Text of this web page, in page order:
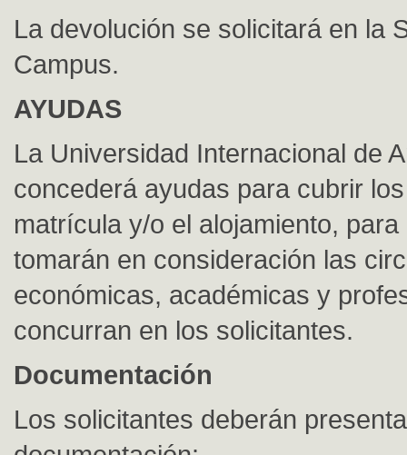
La devolución se solicitará en la
Campus.
AYUDAS
La Universidad Internacional de
concederá ayudas para cubrir
matrícula y/o el alojamiento, para
tomarán en consideración las
económicas, académicas y
concurran en los solicitantes.
Documentación
Los solicitantes deberán